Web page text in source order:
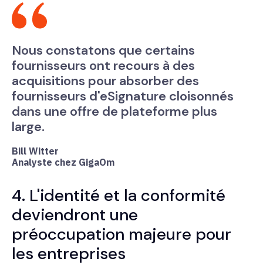
Nous constatons que certains
fournisseurs ont recours à des
acquisitions pour absorber des
fournisseurs d'eSignature cloisonnés
dans une offre de plateforme plus
large.
Bill Witter
Analyste chez GigaOm
4. L'identité et la conformité
deviendront une
préoccupation majeure pour
les entreprises